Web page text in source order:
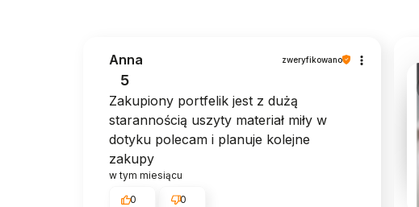
Anna zweryfikowano
5
Zakupiony portfelik jest z dużą
starannością uszyty materiał miły w
dotyku polecam i planuje kolejne
zakupy
w tym miesiącu
0 0